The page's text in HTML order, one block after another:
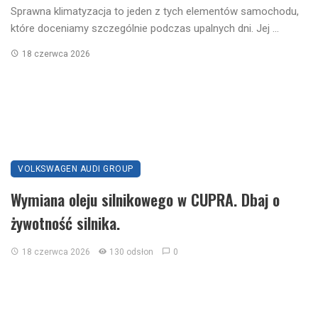
Sprawna klimatyzacja to jeden z tych elementów samochodu,
które doceniamy szczególnie podczas upalnych dni. Jej ...
18 czerwca 2026
VOLKSWAGEN AUDI GROUP
Wymiana oleju silnikowego w CUPRA. Dbaj o
żywotność silnika.
18 czerwca 2026 130 odsłon 0